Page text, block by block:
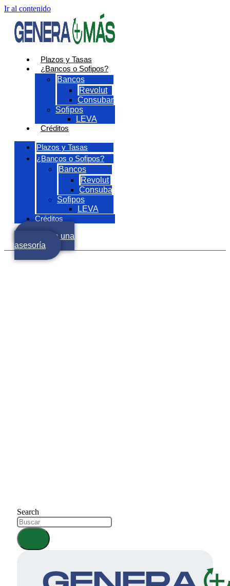
Ir al contenido
Plazos y Tasas
¿Bancos o Sofipos?
Bancos
Revolut
Consubanco
Sofipos
LEVA
Créditos
Plazos y Tasas
¿Bancos o Sofipos?
Bancos
Revolut
Consubanco
Sofipos
LEVA
Créditos
Agenda una
asesoría
Search